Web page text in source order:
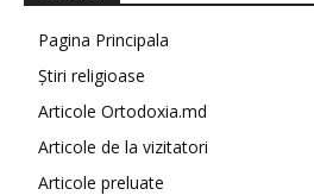
Pagina Principala
Știri religioase
Articole Ortodoxia.md
Articole de la vizitatori
Articole preluate